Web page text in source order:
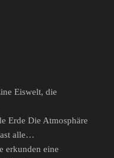
Eiswelt, die
Erde Die Atmosphäre
alle…
erkunden eine